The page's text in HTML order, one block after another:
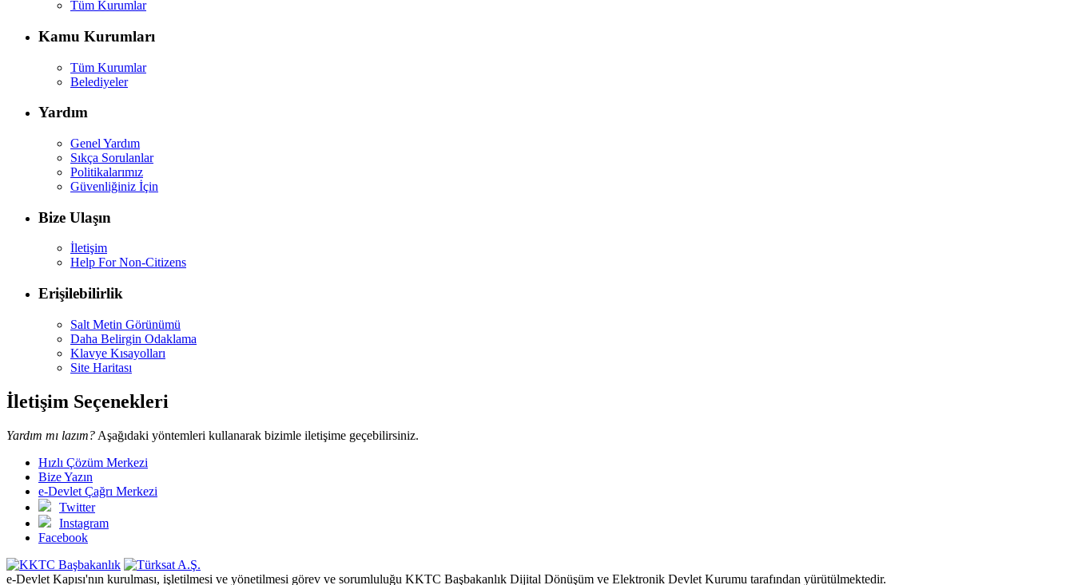
Tüm Kurumlar
Kamu Kurumları
Tüm Kurumlar
Belediyeler
Yardım
Genel Yardım
Sıkça Sorulanlar
Politikalarımız
Güvenliğiniz İçin
Bize Ulaşın
İletişim
Help For Non-Citizens
Erişilebilirlik
Salt Metin Görünümü
Daha Belirgin Odaklama
Klavye Kısayolları
Site Haritası
İletişim Seçenekleri
Yardım mı lazım? Aşağıdaki yöntemleri kullanarak bizimle iletişime geçebilirsiniz.
Hızlı Çözüm Merkezi
Bize Yazın
e-Devlet Çağrı Merkezi
Twitter
Instagram
Facebook
e-Devlet Kapısı'nın kurulması, işletilmesi ve yönetilmesi görev ve sorumluluğu KKTC Başbakanlık Dijital Dönüşüm ve Elektronik Devlet Kurumu tarafından yürütülmektedir.